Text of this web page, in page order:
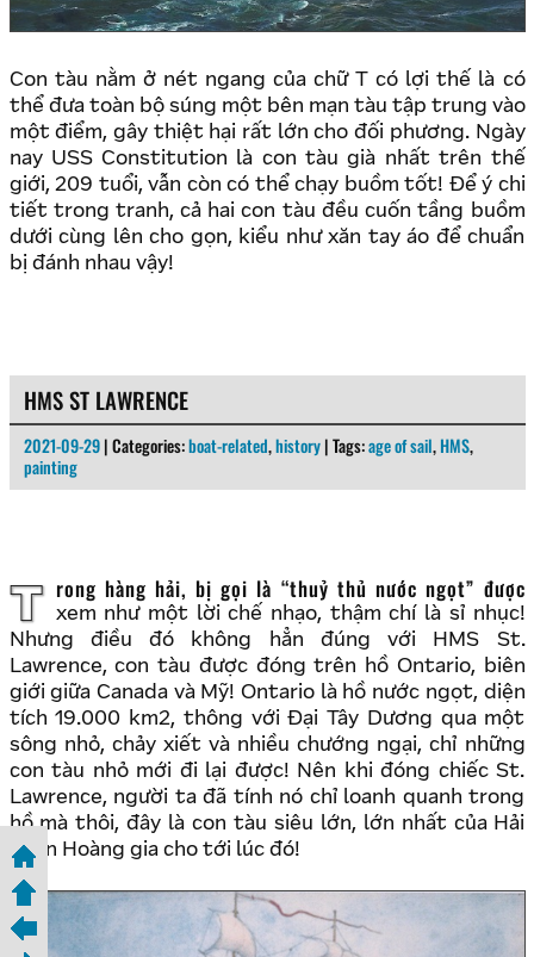
Con tàu nằm ở nét ngang của chữ T có lợi thế là có
thể đưa toàn bộ súng một bên mạn tàu tập trung vào
một điểm, gây thiệt hại rất lớn cho đối phương. Ngày
nay USS Constitution là con tàu già nhất trên thế
giới, 209 tuổi, vẫn còn có thể chạy buồm tốt! Để ý chi
tiết trong tranh, cả hai con tàu đều cuốn tầng buồm
dưới cùng lên cho gọn, kiểu như xăn tay áo để chuẩn
bị đánh nhau vậy!
HMS ST LAWRENCE
2021-09-29 | Categories:boat-related,history | Tags:age of sail,HMS,
painting
Trong hàng hải, bị gọi là “thuỷ thủ nước ngọt” được
xem như một lời chế nhạo, thậm chí là sỉ nhục!
Nhưng điều đó không hẳn đúng với HMS St.
Lawrence, con tàu được đóng trên hồ Ontario, biên
giới giữa Canada và Mỹ! Ontario là hồ nước ngọt, diện
tích 19.000 km2, thông với Đại Tây Dương qua một
sông nhỏ, chảy xiết và nhiều chướng ngại, chỉ những
con tàu nhỏ mới đi lại được! Nên khi đóng chiếc St.
Lawrence, người ta đã tính nó chỉ loanh quanh trong
hồ mà thôi, đây là con tàu siêu lớn, lớn nhất của Hải
quân Hoàng gia cho tới lúc đó!